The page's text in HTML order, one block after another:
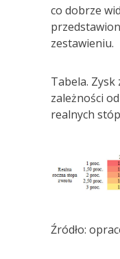
co dobrze
zestawieniu.
Tabela. Zysk
zależności
realnych
Źródło: